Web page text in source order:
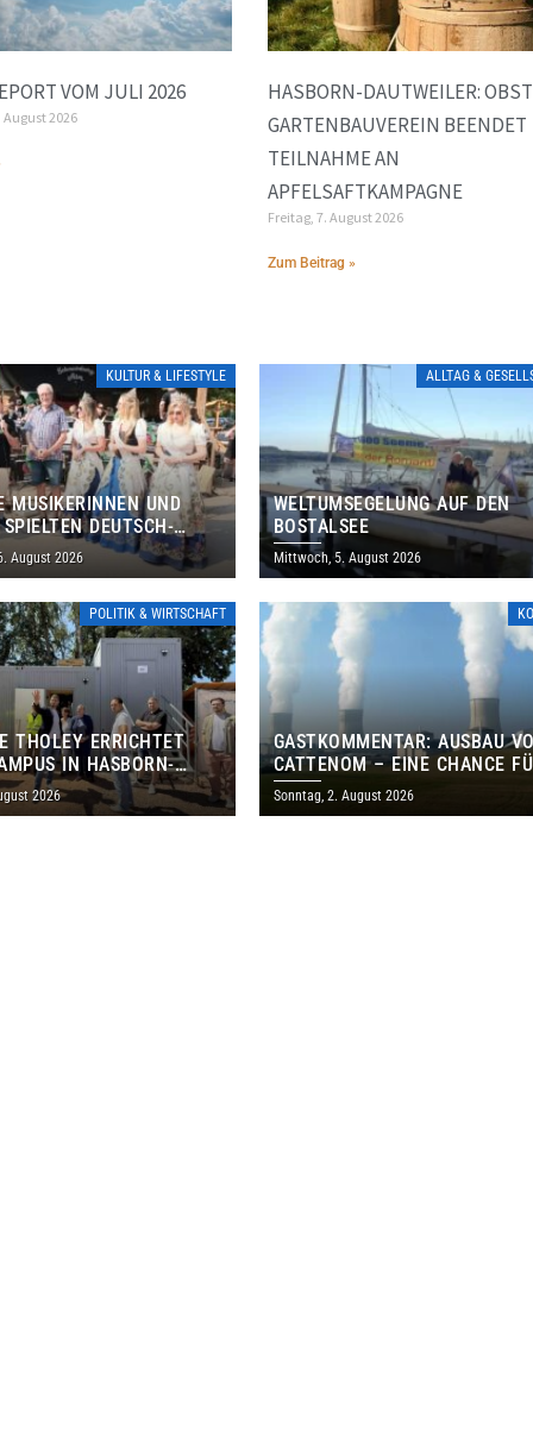
VOM JULI 2026
2026
HASBORN-DAUTWEILER:
GARTENBAUVEREIN BEENDET
TEILNAHME AN
APFELSAFTKAMPAGNE
Freitag, 7. August 2026
Zum Beitrag »
KULTUR & LIFESTYLE
MUSIKERINNEN UND
DEUTSCH-
PROGRAMM IN
August 2026
ALLTAG &
WELTUMSEGELUNG AUF DEN
BOSTALSEE
Mittwoch, 5. August 2026
POLITIK & WIRTSCHAFT
THOLEY ERRICHTET
IN HASBORN-
FÜR RUND 8,5 BIS 9
EURO
2026
GASTKOMMENTAR: AUSBAU
CATTENOM – EINE CHANCE
LOTHRINGEN UND DAS
Sonntag, 2. August 2026